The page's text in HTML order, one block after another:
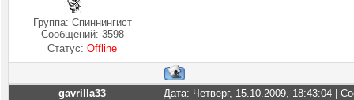
Группа: Спиннингист
Сообщений: 3598
Статус:Offline
gavrilla33 Дата: Четверг, 15.10.2009, 18:43:04 |